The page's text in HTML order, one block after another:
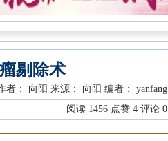
剔除术
者： 向阳 来源： 向阳 编者： yanfang
阅读 1456 点赞 4 评论 0